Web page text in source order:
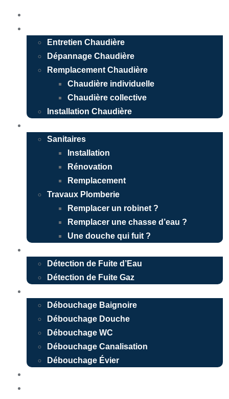
Entretien Chaudière
Dépannage Chaudière
Remplacement Chaudière
Chaudière individuelle
Chaudière collective
Installation Chaudière
Sanitaires
Installation
Rénovation
Remplacement
Travaux Plomberie
Remplacer un robinet ?
Remplacer une chasse d’eau ?
Une douche qui fuit ?
Détection de Fuite d’Eau
Détection de Fuite Gaz
Débouchage Baignoire
Débouchage Douche
Débouchage WC
Débouchage Canalisation
Débouchage Évier